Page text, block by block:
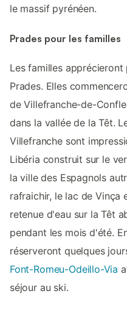
le massif pyrénéen.
Prades pour les familles
Les familles
Prades. Elles
de Villefranche-de-
dans la vallée de la Têt.
Villefranche sont
Libéria construit sur le
la ville des Espagnols
rafraichir, le lac de Vinça
retenue d'eau sur la Têt
pendant les mois d'été.
réserveront quelques
Font-Romeu-Odeillo-Via
séjour au ski.